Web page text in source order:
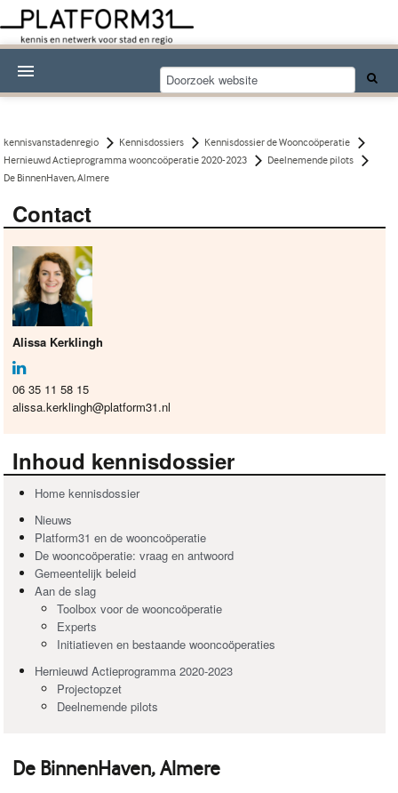
Kennisdossiers
Over Platform31
Abonneren
Contact
kennisvanstadenregio Kennisdossiers
Kennisdossier de Wooncoöperatie
Hernieuwd Actieprogramma wooncoöperatie 2020-2023
Deelnemende pilots
De BinnenHaven, Almere
Contact
Alissa Kerklingh
06 35 11 58 15
alissa.kerklingh@platform31.nl
Inhoud kennisdossier
Home kennisdossier
Nieuws
Platform31 en de wooncoöperatie
De wooncoöperatie: vraag en antwoord
Gemeentelijk beleid
Aan de slag
Toolbox voor de wooncoöperatie
Experts
Initiatieven en bestaande wooncoöperaties
Hernieuwd Actieprogramma 2020-2023
Projectopzet
Deelnemende pilots
De BinnenHaven, Almere